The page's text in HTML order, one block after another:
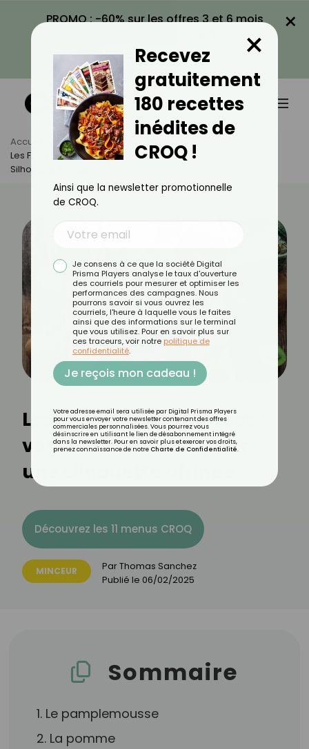
PROMO : -60% sur les offres 3 et 6 mois
VOIR LA PROMO
×
Accueil Actus
Minceur
Les Fruits Brûle-Graisses : Vos Alliés Naturels Pour Une
Silhouette Affinée
Les fruits brûle-graisses :
vos alliés naturels pour
une silhouette affinée
Découvrez les 11 menus CROQ
MINCEUR ParThomas Sanchez
Publié le 06/02/2025
Sommaire
1. Le pamplemousse
2. La pomme
Recevez
gratuitement
180 recettes
inédites de
CROQ !
×
Ainsi que la newsletter promotionnelle
de CROQ.
Je consens à ce que la société Digital
Prisma Players analyse le taux d'ouverture
des courriels pour mesurer et optimiser les
performances des campagnes. Nous
pourrons savoir si vous ouvrez les
courriels, l'heure à laquelle vous le faites
ainsi que des informations sur le terminal
que vous utilisez. Pour en savoir plus sur
ces traceurs, voir notre politique de
confidentialité.
Je reçois mon cadeau !
Votre adresse email sera utilisée par Digital Prisma Players
pour vous envoyer votre newsletter contenant des offres
commerciales personnalisées. Vous pourrez vous
désinscrire en utilisant le lien de désabonnement intégré
dans la newsletter. Pour en savoir plus et exercer vos droits,
prenez connaissance de notre Charte de Confidentialité.